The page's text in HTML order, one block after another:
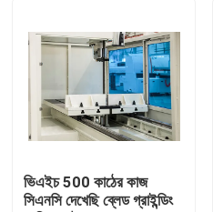
পণ্য
আমাদের সম্পর্কে
ভিএইচ 500 কাঠের কাজ
সিএনসি দেখেছি ব্লেড গ্রাইন্ডিং